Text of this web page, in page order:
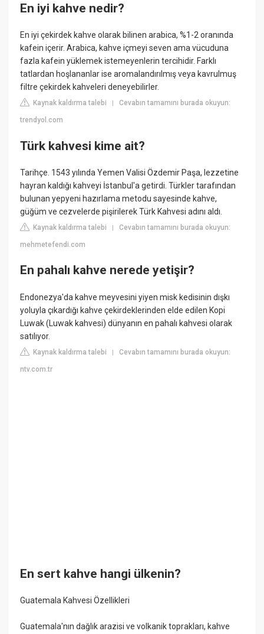
En iyi kahve nedir?
En iyi çekirdek kahve olarak bilinen arabica, %1-2 oranında
kafein içerir. Arabica, kahve içmeyi seven ama vücuduna
fazla kafein yüklemek istemeyenlerin tercihidir. Farklı
tatlardan hoşlananlar ise aromalandırılmış veya kavrulmuş
filtre çekirdek kahveleri deneyebilirler.
Kaynak kaldırma talebi |Cevabın tamamını burada okuyun:
trendyol.com
Türk kahvesi kime ait?
Tarihçe. 1543 yılında Yemen Valisi Özdemir Paşa, lezzetine
hayran kaldığı kahveyi İstanbul'a getirdi. Türkler tarafından
bulunan yepyeni hazırlama metodu sayesinde kahve,
güğüm ve cezvelerde pişirilerek Türk Kahvesi adını aldı.
Kaynak kaldırma talebi |Cevabın tamamını burada okuyun:
mehmetefendi.com
En pahalı kahve nerede yetişir?
Endonezya'da kahve meyvesini yiyen misk kedisinin dışkı
yoluyla çıkardığı kahve çekirdeklerinden elde edilen Kopi
Luwak (Luwak kahvesi) dünyanın en pahalı kahvesi olarak
satılıyor.
Kaynak kaldırma talebi |Cevabın tamamını burada okuyun:
ntv.com.tr
En sert kahve hangi ülkenin?
Guatemala Kahvesi Özellikleri
Guatemala'nın dağlık arazisi ve volkanik toprakları, kahve